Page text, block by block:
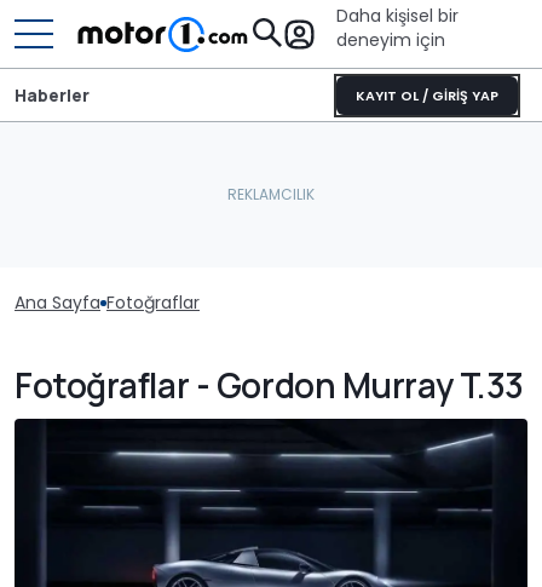
Daha kişisel bir
deneyim için
KAYIT OL / GİRİŞ YAP
Haberler
Ana Sayfa Fotoğraflar
Fotoğraflar - Gordon Murray T.33